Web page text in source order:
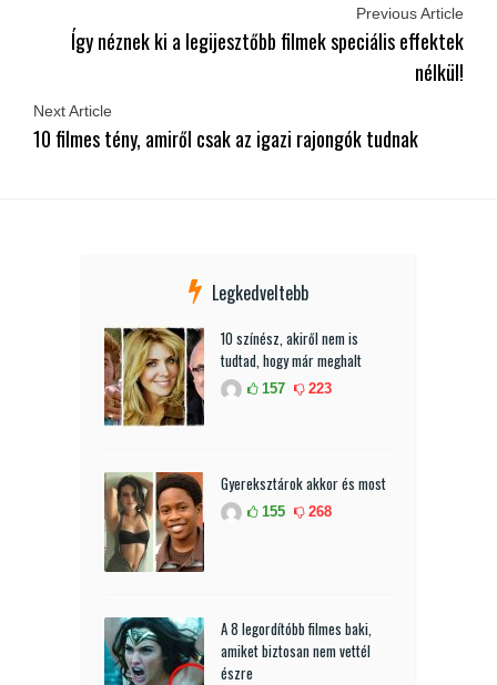
Previous Article
Így néznek ki a legijesztőbb filmek speciális effektek
nélkül!
Next Article
10 filmes tény, amiről csak az igazi rajongók tudnak
Legkedveltebb
10 színész, akiről nem is
tudtad, hogy már meghalt
157 223
Gyereksztárok akkor és most
155 268
A 8 legordítóbb filmes baki,
amiket biztosan nem vettél
észre